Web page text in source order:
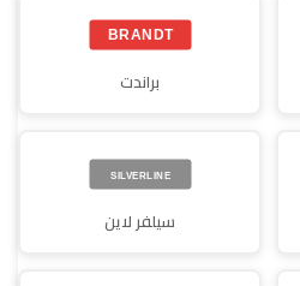
براندت
سيلفر لاين